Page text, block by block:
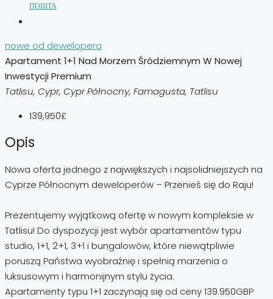
ПОШТА
nowe od dewelopera
Apartament 1+1 Nad Morzem Śródziemnym W Nowej
Inwestycji Premium
Tatlısu, Cypr, Cypr Północny, Famagusta, Tatlisu
139,950£
Opis
Nowa oferta jednego z największych i najsolidniejszych na
Cyprze Północnym deweloperów – Przenieś się do Raju!
Prezentujemy wyjątkową ofertę w nowym kompleksie w
Tatlisu! Do dyspozycji jest wybór apartamentów typu
studio, 1+1, 2+1, 3+1 i bungalowów, które niewątpliwie
poruszą Państwa wyobraźnię i spełnią marzenia o
luksusowym i harmonijnym stylu życia.
Apartamenty typu 1+1 zaczynają się od ceny 139.950GBP